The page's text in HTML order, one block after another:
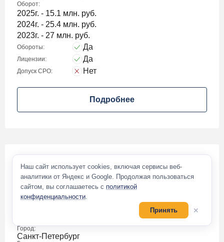
Оборот:
2025г. - 15.1 млн. руб.
2024г. - 25.4 млн. руб.
2023г. - 27 млн. руб.
Обороты: Да
Лицензии: Да
Допуск СРО: Нет
Подробнее
ООО ЭФФЕКТ
150 000₽
Город:
Санкт-Петербург
Наш сайт использует cookies, включая сервисы веб-
аналитики от Яндекс и Google. Продолжая пользоваться
сайтом, вы соглашаетесь с политикой
конфиденциальности.
Принять
✕